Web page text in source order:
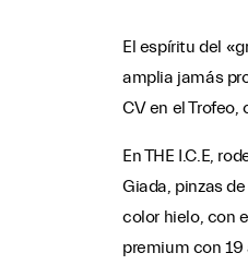
El espíritu del
amplia jamás
CV en el
En THE I.C.E,
Giada, pinzas
color hielo, con
premium con